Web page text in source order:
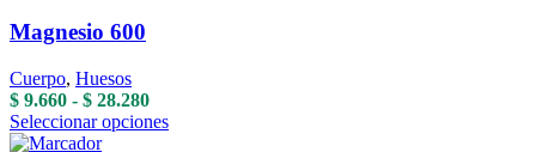
página
Magnesio 600
Cuerpo, Huesos
$ 9.660 - $ 28.280Rango
de
Seleccionar opcionesEste